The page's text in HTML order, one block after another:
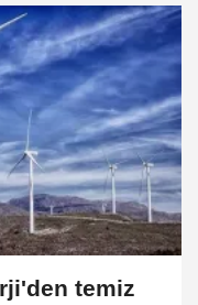
temiz